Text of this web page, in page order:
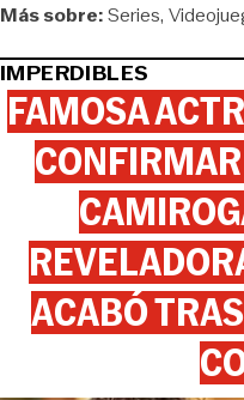
Más sobre:Series
IMPERDIBLES
FAMOSA
ACABÓ